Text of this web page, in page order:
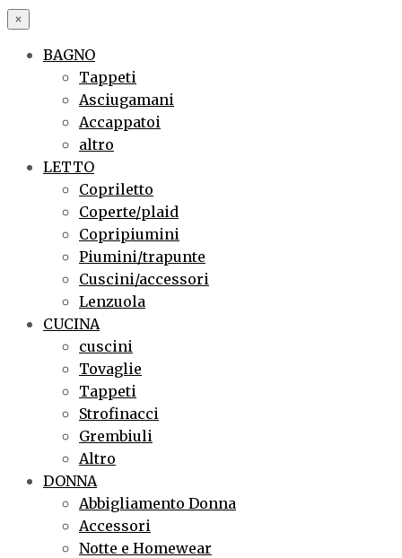
×
BAGNO
Tappeti
Asciugamani
Accappatoi
altro
LETTO
Copriletto
Coperte/plaid
Copripiumini
Piumini/trapunte
Cuscini/accessori
Lenzuola
CUCINA
cuscini
Tovaglie
Tappeti
Strofinacci
Grembiuli
Altro
DONNA
Abbigliamento Donna
Accessori
Notte e Homewear